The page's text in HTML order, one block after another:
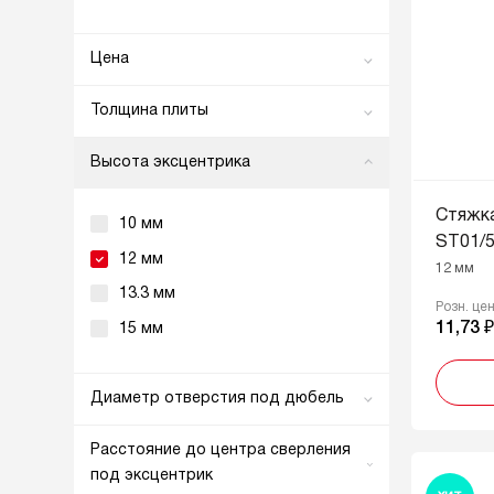
Цена
Толщина плиты
от 18 мм
Высота эксцентрика
10 мм
12 мм
13.3 мм
15 мм
Диаметр отверстия под дюбель
7 мм
Расстояние до центра сверления
под эксцентрик
ST01/
12 мм
Розн.
11,73 ₽